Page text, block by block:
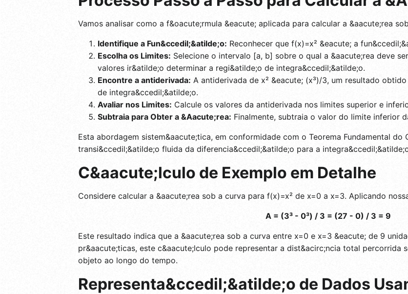
Vamos analisar como a f&oacute;rmula &eacute; aplicada para calcular a &aacute;rea
Identifique a Fun&ccedil;&atilde;o: Reconhecer que f(x)=x² &eacute; a
Escolha os Limites: Selecione o intervalo [a, b] sobre o qual a &aacute;rea deve
valores ir&atilde;o determinar a regi&atilde;o de integra&ccedil;&atilde;o.
Encontre a antiderivada: A antiderivada de x² &eacute; (x³)/3, um resultado
de integra&ccedil;&atilde;o.
Avaliar nos Limites: Calcule os valores da antiderivada nos limites superior e
Subtraia para Obter a &Aacute;rea: Finalmente, subtraia o valor do limite inferior
Esta abordagem sistem&aacute;tica, em conformidade com o Teorema Fundamental do
transi&ccedil;&atilde;o fluida da diferencia&ccedil;&atilde;o para a
C&aacute;lculo de Exemplo em Detalhe
Considere calcular a &aacute;rea sob a curva para f(x)=x² de x=0 a x=3. Aplicando
A = (3³ - 0³) / 3 = (27 - 0) / 3 = 9
Este resultado indica que a &aacute;rea sob a curva entre x=0 e x=3 &eacute; de 9
pr&aacute;ticas, este c&aacute;lculo pode representar a dist&acirc;ncia total percorrida
objeto ao longo do tempo.
Representa&ccedil;&atilde;o de Dados